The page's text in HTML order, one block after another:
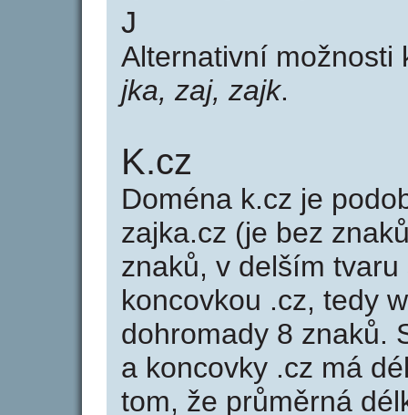
J
Alternativní možnosti
jka, zaj, zajk.
K.cz
Doména k.cz je
zajka.cz (je bez
znaků, v delším
koncovkou .cz, tedy
dohromady 8 znaků.
a koncovky .cz má
tom, že průměrná